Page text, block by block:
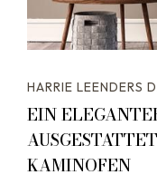
HARRIE LEENDERS
EIN
KAMINOFEN